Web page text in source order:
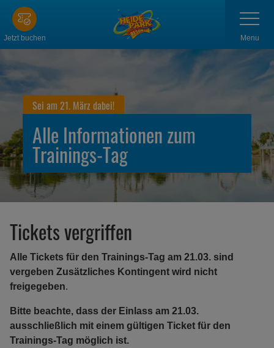
Zum
Hauptinhalt
springen
Jetzt buchen
anzeigen
Menu
Sei am 21. März dabei!
Alle Informationen zum
Trainings-Tag
Tickets vergriffen
Alle Tickets für den Trainings-Tag am 21.03. sind
vergeben Zusätzliches Kontingent wird nicht
freigegeben.
Bitte beachte, dass der Einlass am 21.03.
ausschließlich mit einem gültigen Ticket für den
Trainings-Tag möglich ist.